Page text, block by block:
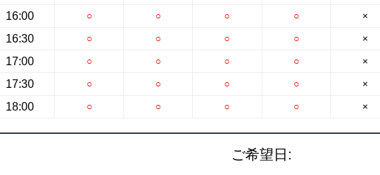
16:00
16:30
17:00
17:30
18:00
○
○
○
○
○
○
○
○
○
○
○
○
○
○
○
○
○
○
○
○
×
×
×
×
×
ご希望日: